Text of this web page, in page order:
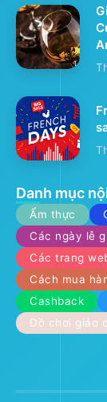
Danh mục
Ẩm thực
Các ngày lễ
Các trang
Cách mua
Cashback
Đồ chơi giáo